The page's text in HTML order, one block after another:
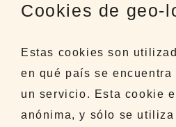
Cookies de geo-
Estas cookies son
en qué país se
un servicio. Esta cookie
anónima, y sólo se utiliza